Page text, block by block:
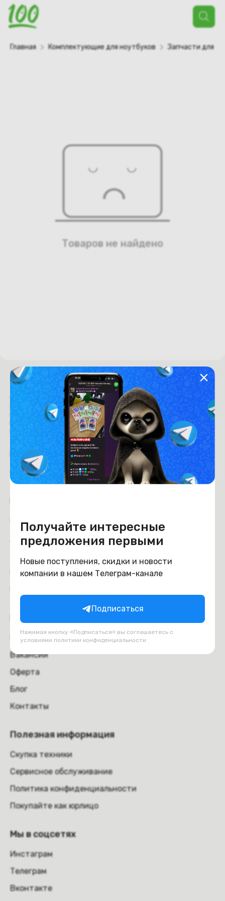
Поиск
товаров
Получайте интересные
предложения первыми
Новые поступления, скидки и новости
компании в нашем Телеграм-канале
Подписаться
Нажимая кнопку «Подписаться» вы соглашаетесь с
условиями политики конфиденциальности
Главная Комплектующие для ноутбуков Запчасти для
Товаров не найдено
Время работы с 9:00 до 21:00
г. Минск, пр-т. Независимости, д.94
Рейтинг магазина:
4.6 из 5
Оплата
Доставка и самовывоз
Отзывы
Компания
О компании
Вакансии
Оферта
Блог
Контакты
Полезная информация
Скупка техники
Сервисное обслуживание
Политика конфиденциальности
Покупайте как юрлицо
Мы в соцсетях
Инстаграм
Телеграм
Вконтакте